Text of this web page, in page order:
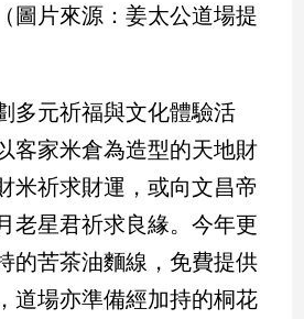
圖片來源：姜太公道場提
多元祈福與文化體驗活
客家米倉為造型的天地財
米祈求財運，或向文昌帝
老星君祈求良緣。今年更
的苦茶油麵線，免費提供
道場亦準備經加持的桐花